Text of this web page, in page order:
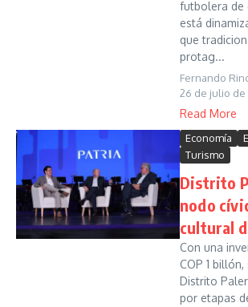
futbolera de
está
que
protag...
Fernando
26 de julio de
Read More
Economía
Turismo
Distrito
nodo
cultural
Con una
COP 1
Distrito
por etapas